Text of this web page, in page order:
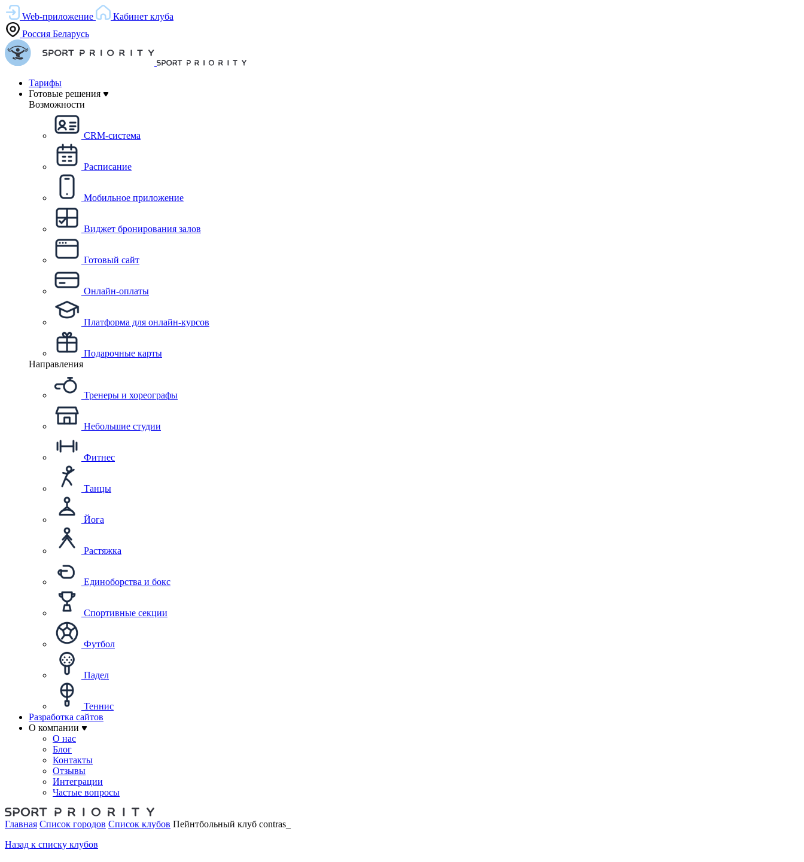
Web-приложение
Кабинет клуба
Россия Беларусь
Тарифы
Готовые решения
Возможности
CRM-система
Расписание
Мобильное приложение
Виджет бронирования залов
Готовый сайт
Онлайн-оплаты
Платформа для онлайн-курсов
Подарочные карты
Направления
Тренеры и хореографы
Небольшие студии
Фитнес
Танцы
Йога
Растяжка
Единоборства и бокс
Спортивные секции
Футбол
Падел
Теннис
Разработка сайтов
О компании
О нас
Блог
Контакты
Отзывы
Интеграции
Частые вопросы
Главная Список городов Список клубов Пейнтбольный клуб contras_
Назад к списку клубов